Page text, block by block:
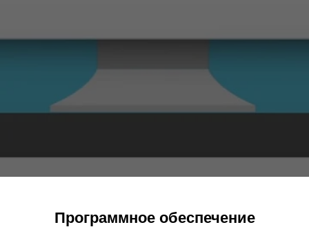
Программное обеспечение